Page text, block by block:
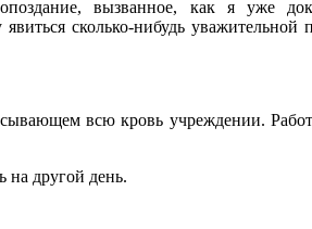
вызванное, как я уже
сколько-нибудь уважительной
всю кровь учреждении.
на другой день.